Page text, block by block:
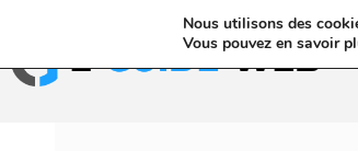
Nous utilisons des
Vous pouvez en savoir